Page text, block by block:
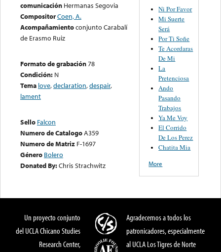
comunicación Hermanas Segovia
CompositorCoen, A.
Acompañamientoconjunto Carabalí
de Erasmo Ruiz
Formato de grabación78
Condición: N
Tema love,declaration,despair,
lament
Sello Falcon
Numero de CatalogoA359
Numero de Matriz F-1697
Género Bolero
Donated By:Chris Strachwitz
Ni Por Favor
Mi Suerte
Será
Por Ti Soñe
Te Acordaras
De Mi
La
Pretenciosa
Ando
Pasando
Trabajos
Ya Me Voy
El Corrido
De Los Perez
Chatita Mia
More
Un proyecto conjunto
del UCLA Chicano Studies
Research Center,
Agradecemos a todos los
patronicadores, especialmente
al UCLA Los Tigres de Norte